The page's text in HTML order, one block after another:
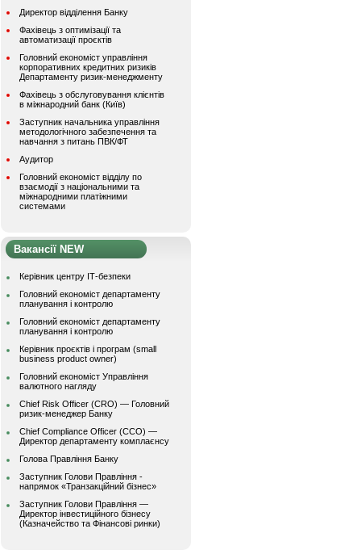
Директор відділення Банку
Фахівець з оптимізації та
автоматизації проєктів
Головний економіст управління
корпоративних кредитних ризиків
Департаменту ризик-менеджменту
Фахівець з обслуговування клієнтів
в міжнародний банк (Київ)
Заступник начальника управління
методологічного забезпечення та
навчання з питань ПВК/ФТ
Аудитор
Головний економіст відділу по
взаємодії з національними та
міжнародними платіжними
системами
Вакансії NEW
Керівник центру ІТ-безпеки
Головний економіст департаменту
планування і контролю
Головний економіст департаменту
планування і контролю
Керівник проєктів і програм (small
business product owner)
Головний економіст Управління
валютного нагляду
Chief Risk Officer (CRO) — Головний
ризик-менеджер Банку
Chief Compliance Officer (CCO) —
Директор департаменту комплаєнсу
Голова Правління Банку
Заступник Голови Правління -
напрямок «Транзакційний бізнес»
Заступник Голови Правління —
Директор інвестиційного бізнесу
(Казначейство та Фінансові ринки)